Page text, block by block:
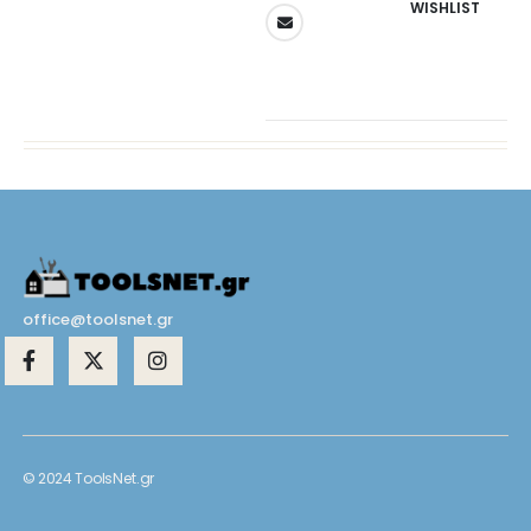
WISHLIST
office@toolsnet.gr
© 2024 ToolsNet.gr